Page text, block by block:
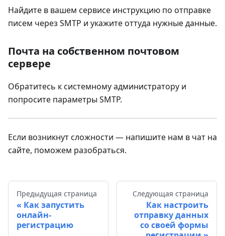
Найдите в вашем сервисе инструкцию по отправке
писем через SMTP и укажите оттуда нужные данные.
Почта на собственном почтовом
сервере
Обратитесь к системному администратору и
попросите параметры SMTP.
Если возникнут сложности — напишите нам в чат на
сайте, поможем разобраться.
Предыдущая страница
Как запустить
онлайн-
регистрацию
Следующая страница
Как настроить
отправку данных
со своей формы